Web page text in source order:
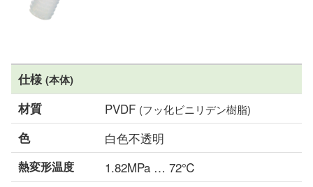
ログイン
ご利用ガイド
お問い合わせ窓口
会社情報
仕様(本体)
材質 PVDF (フッ化ビニリデン樹脂)
色 白色不透明
熱変形温度 1.82MPa … 72℃